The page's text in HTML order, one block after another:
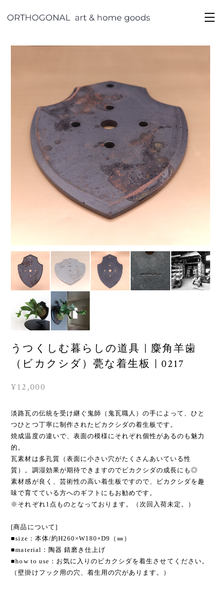
うつくしむ暮らしの道具 | 麋角羊歯
（ビカクシダ）甍な着生板 | 0217
¥12,000
淡路瓦の伝統を受け継ぐ鬼師（鬼瓦職人）の手によって、ひと
つひとつ丁寧に制作されたビカクシダの着生板です。
焼成温度の違いで、表面の模様にそれぞれ個性があるのも魅力
的。
瓦素材は多孔質（表面に小さい穴がたくさんあいている性
質）。調湿効果が期待できますのでビカクシダの成長にも◎
素材感が良く、芸術性の高い着生板ですので、ビカクシダを趣
味で育てている方へのギフトにもお勧めです。
※それぞれ1点ものとなっております。（次回入荷未定。）
[商品について]
■size：本体/約H260×W180×D9（㎜）
■material：陶器 錆磨き仕上げ
■how to use：お気に入りのビカクシダを着生させてください。
（壁掛けフック用の穴、着生用の穴があります。）